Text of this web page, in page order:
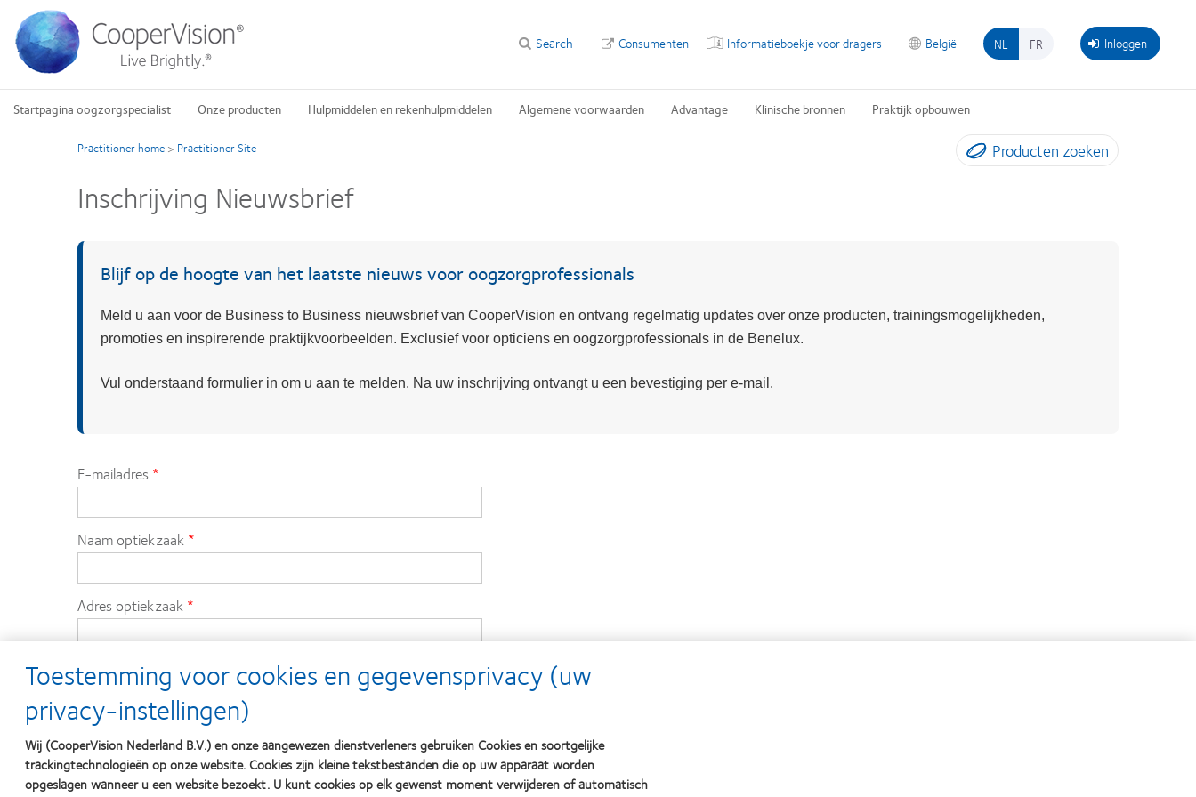
Overslaan
naar
Inloggen
NL FR
België
Informatieboekje voor dragers
Consumenten
Search
Startpagina oogzorgspecialist Onze producten Hulpmiddelen en rekenhulpmiddelen Algemene voorwaarden Advantage Klinische bronnen Praktijk opbouwen
Producten zoeken
Practitioner home > Practitioner Site
Inschrijving Nieuwsbrief
Blijf op de hoogte van het laatste nieuws voor oogzorgprofessionals
Meld u aan voor de Business to Business nieuwsbrief van CooperVision en ontvang regelmatig updates over onze producten, trainingsmogelijkheden,
promoties en inspirerende praktijkvoorbeelden. Exclusief voor opticiens en oogzorgprofessionals in de Benelux.
Vul onderstaand formulier in om u aan te melden. Na uw inschrijving ontvangt u een bevestiging per e-mail.
E-mailadres
Naam optiekzaak
Adres optiekzaak
Postcode optiekzaak
Locatie (plaats) van de optiekzaak
Toestemming voor cookies en gegevensprivacy (uw
privacy-instellingen)
Wij (CooperVision Nederland B.V.) en onze aangewezen dienstverleners gebruiken Cookies en soortgelijke
trackingtechnologieën op onze website. Cookies zijn kleine tekstbestanden die op uw apparaat worden
opgeslagen wanneer u een website bezoekt. U kunt cookies op elk gewenst moment verwijderen of automatisch